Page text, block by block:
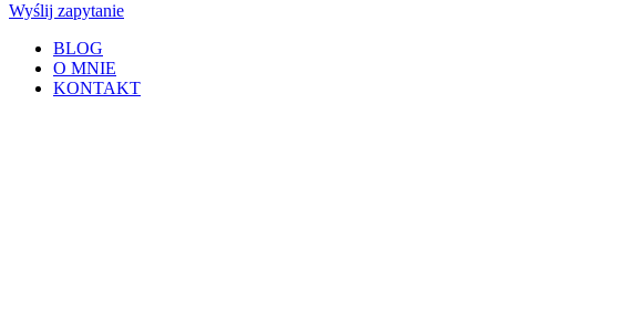
Wyślij zapytanie
BLOG
O MNIE
KONTAKT